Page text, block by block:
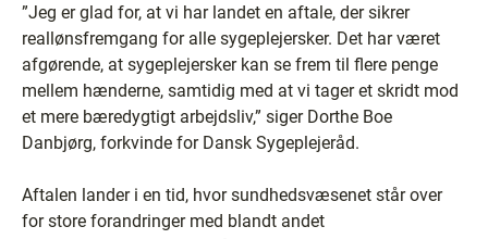
”Jeg er glad for, at vi har landet en aftale, der sikrer
reallønsfremgang for alle sygeplejersker. Det har været
afgørende, at sygeplejersker kan se frem til flere penge
mellem hænderne, samtidig med at vi tager et skridt mod
et mere bæredygtigt arbejdsliv,” siger Dorthe Boe
Danbjørg, forkvinde for Dansk Sygeplejeråd.
Aftalen lander i en tid, hvor sundhedsvæsenet står over
for store forandringer med blandt andet